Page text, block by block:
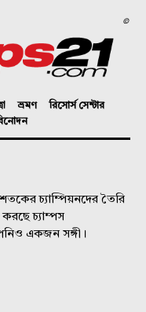
©
ভ্রমণ
রিসোর্স সেন্টার
চ্যাম্পিয়নদের তৈরি
চ্যাম্পস
একজন সঙ্গী।